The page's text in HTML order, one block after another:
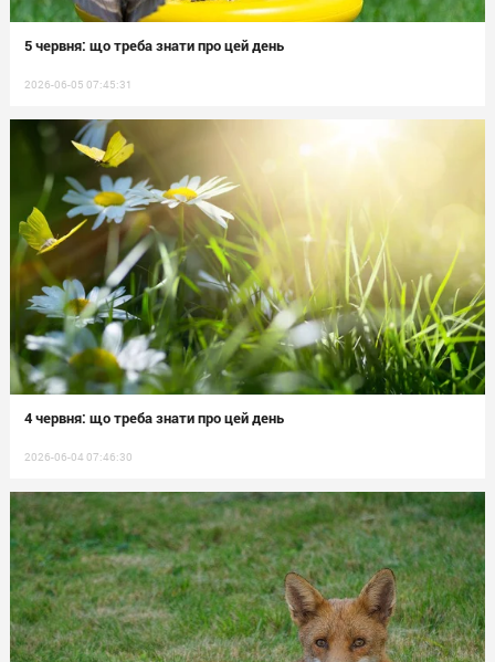
5 червня: що треба знати про цей день
2026-06-05 07:45:31
4 червня: що треба знати про цей день
2026-06-04 07:46:30